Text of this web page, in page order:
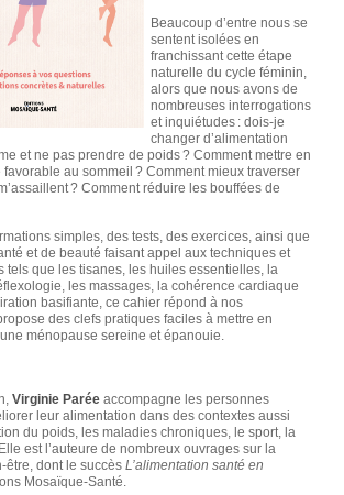
Beaucoup d’entre nous se
sentent isolées en
franchissant cette étape
naturelle du cycle féminin,
alors que nous avons de
nombreuses interrogations
et inquiétudes : dois-je
changer d’alimentation
et ne pas prendre de poids ? Comment mettre en
au sommeil ? Comment mieux traverser
? Comment réduire les bouffées de
simples, des tests, des exercices, ainsi que
et de beauté faisant appel aux techniques et
tels que les tisanes, les huiles essentielles, la
les massages, la cohérence cardiaque
basifiante, ce cahier répond à nos
des clefs pratiques faciles à mettre en
ménopause sereine et épanouie.
Virginie Parée accompagne les personnes
leur alimentation dans des contextes aussi
du poids, les maladies chroniques, le sport, la
est l’auteure de nombreux ouvrages sur la
être, dont le succès L’alimentation santé en
Mosaïque-Santé.